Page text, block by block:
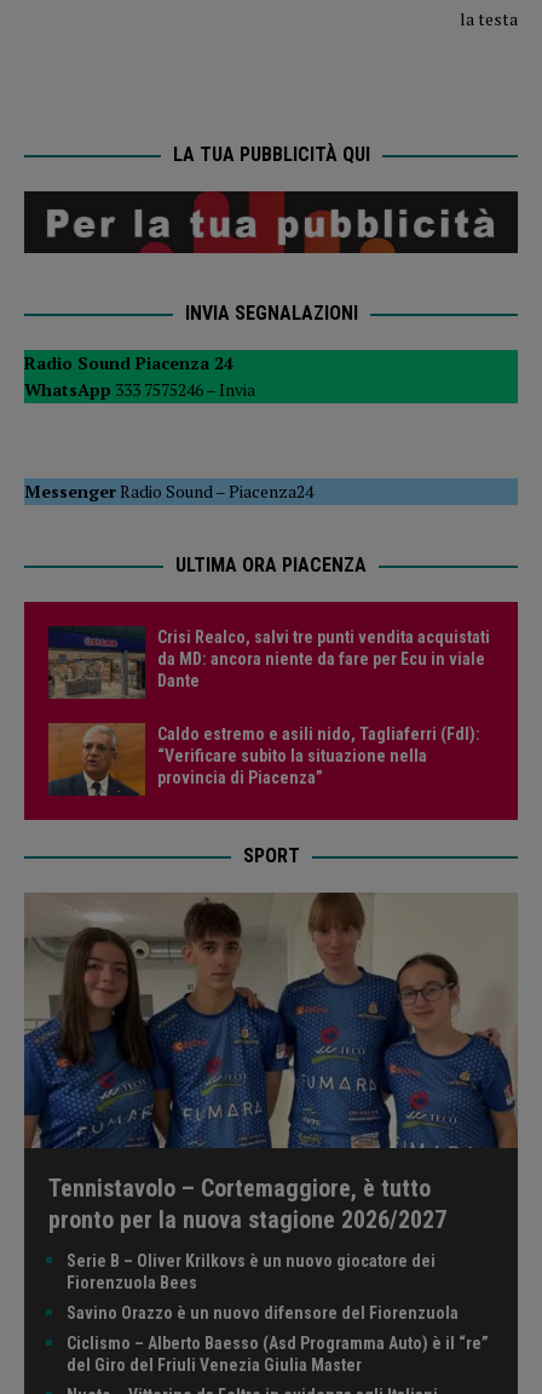
LA TUA PUBBLICITÀ QUI
INVIA SEGNALAZIONI
Radio Sound Piacenza 24
WhatsApp 333 7575246 – Invia
MessengerRadio Sound –Piacenza24
ULTIMA ORA PIACENZA
Crisi Realco, salvi tre punti vendita acquistati
da MD: ancora niente da fare per Ecu in viale
Dante
Caldo estremo e asili nido, Tagliaferri (FdI):
“Verificare subito la situazione nella
provincia di Piacenza”
SPORT
Tennistavolo – Cortemaggiore, è tutto
pronto per la nuova stagione 2026/2027
Serie B – Oliver Krilkovs è un nuovo giocatore dei
Fiorenzuola Bees
Savino Orazzo è un nuovo difensore del Fiorenzuola
Ciclismo – Alberto Baesso (Asd Programma Auto) è il “re”
del Giro del Friuli Venezia Giulia Master